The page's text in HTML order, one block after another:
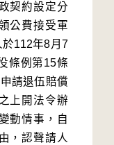
契約設定分
公費接受軍
112年8月7
條例第15條
請退伍賠償
上開法令辦
動情事，自
，認聲請人